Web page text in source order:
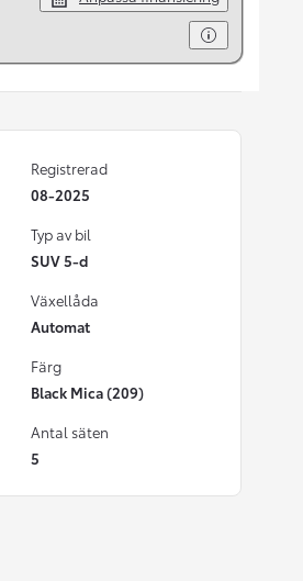
Registrerad
08-2025
Typ av bil
SUV 5-d
Växellåda
Automat
Färg
Black Mica (209)
Antal säten
5